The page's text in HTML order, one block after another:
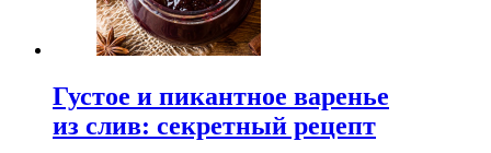
Густое и пикантное варенье
из слив: секретный рецепт